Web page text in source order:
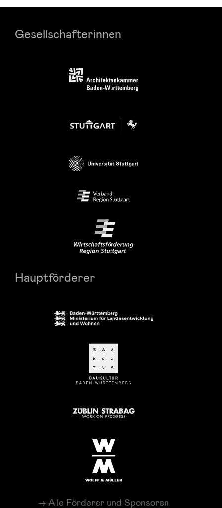
Gesellschafterinnen
Hauptförderer
Alle Förderer und Sponsoren